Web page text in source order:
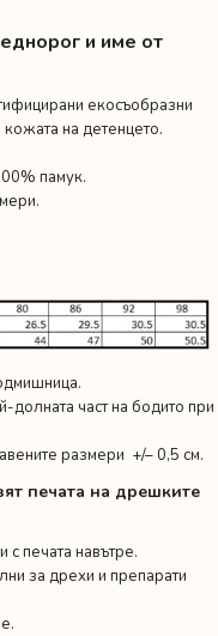
и име от
екосъобразни
на детенцето.
памук.
долната част на бодито при
размери +/– 0,5 см.
печата на дрешките
печата навътре.
за дрехи и препарати